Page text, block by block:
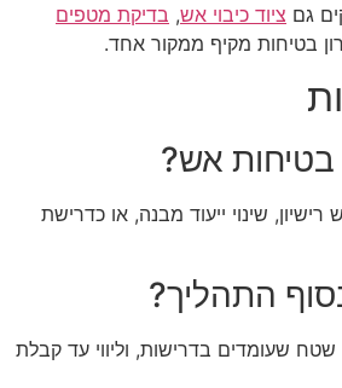
גם ציוד כיבוי אש, בדיקת מטפים
בטיחות מקיף ממקור אחד.
בטיחות אש?
שינוי ייעוד מבנה, או כדרישת
התהליך?
שעומדים בדרישות, וליווי עד קבלת